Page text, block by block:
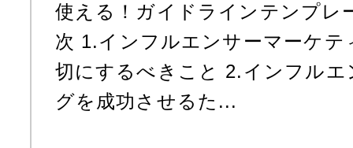
使える！ガイドラインテンプレ
次 1.インフルエンサーマーケテ
切にするべきこと 2.インフル
グを成功させるた...